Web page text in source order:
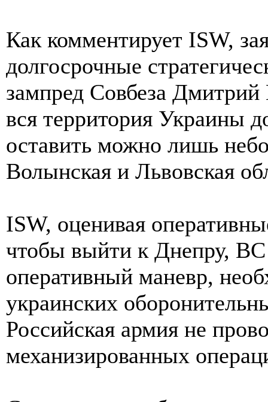
Как комментирует ISW,
долгосрочные
зампред Совбеза
вся территория Украины
оставить можно лишь
Волынская и Львовская
ISW, оценивая
чтобы выйти к Днепру,
оперативный маневр,
украинских
Российская армия не
механизированных